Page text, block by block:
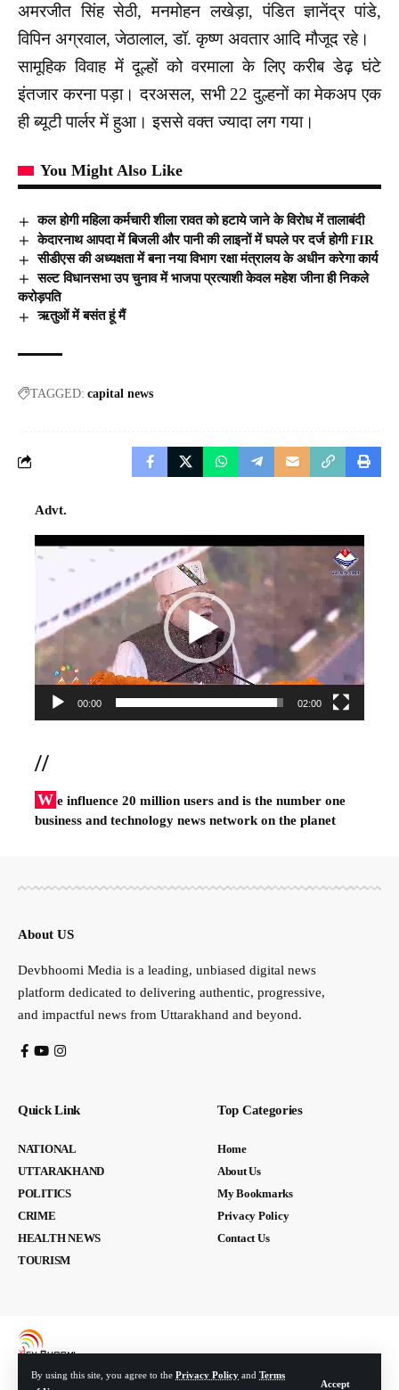
By using this site, you agree to the Privacy Policy and Terms
Accept
अमरजीत सिंह सेठी, मनमोहन लखेड़ा, पंडित ज्ञानेंद्र पांडे,
विपिन अग्रवाल, जेठालाल, डॉ. कृष्ण अवतार आदि मौजूद रहे।
सामूहिक विवाह में दूल्हों को वरमाला के लिए करीब डेढ़ घंटे
इंतजार करना पड़ा। दरअसल, सभी 22 दुल्हनों का मेकअप एक
ही ब्यूटी पार्लर में हुआ। इससे वक्त ज्यादा लग गया।
You Might Also Like
कल होगी महिला कर्मचारी शीला रावत को हटाये जाने के विरोध में तालाबंदी
केदारनाथ आपदा में बिजली और पानी की लाइनों में घपले पर दर्ज होगी FIR
सीडीएस की अध्यक्षता में बना नया विभाग रक्षा मंत्रालय के अधीन करेगा कार्य
सल्ट विधानसभा उप चुनाव में भाजपा प्रत्याशी केवल महेश जीना ही निकले
करोड़पति
ऋतुओं में बसंत हूं मैं
TAGGED: capital news
Advt.
Video
00:00 02:00
//
W e influence 20 million users and is the number one
business and technology news network on the planet
About US
Devbhoomi Media is a leading, unbiased digital news
platform dedicated to delivering authentic, progressive,
and impactful news from Uttarakhand and beyond.
Quick Link
NATIONAL
UTTARAKHAND
POLITICS
CRIME
HEALTH NEWS
TOURISM
Top Categories
Home
About Us
My Bookmarks
Privacy Policy
Contact Us